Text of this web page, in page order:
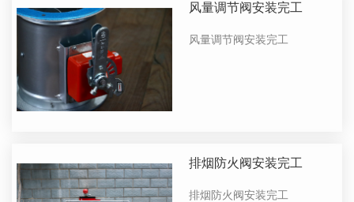
风量调节阀安装完工
风量调节阀安装完工
排烟防火阀安装完工
排烟防火阀安装完工